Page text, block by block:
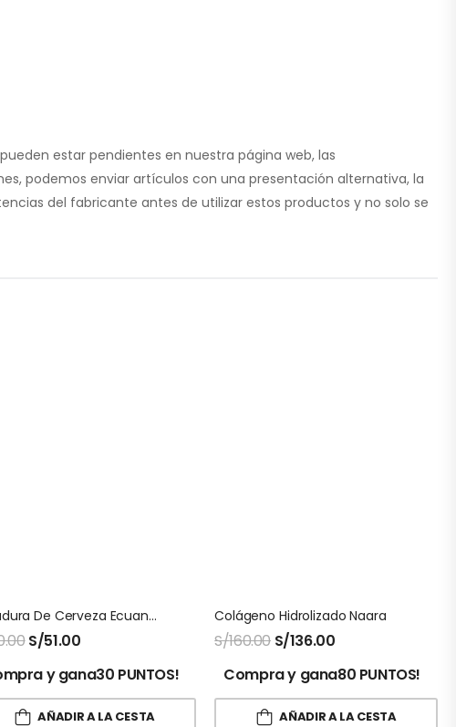
estar pendientes en nuestra página web, las
podemos enviar artículos con una presentación alternativa, la
del fabricante antes de utilizar estos productos y no solo se
Levadura De Cerveza Ecuanatu En Polvo 1 Kg
S/51.00
y gana30 PUNTOS!
AÑADIR A LA CESTA
Colágeno Hidrolizado Naara
S/160.00 S/136.00
Compra y gana80 PUNTOS!
AÑADIR A LA CESTA